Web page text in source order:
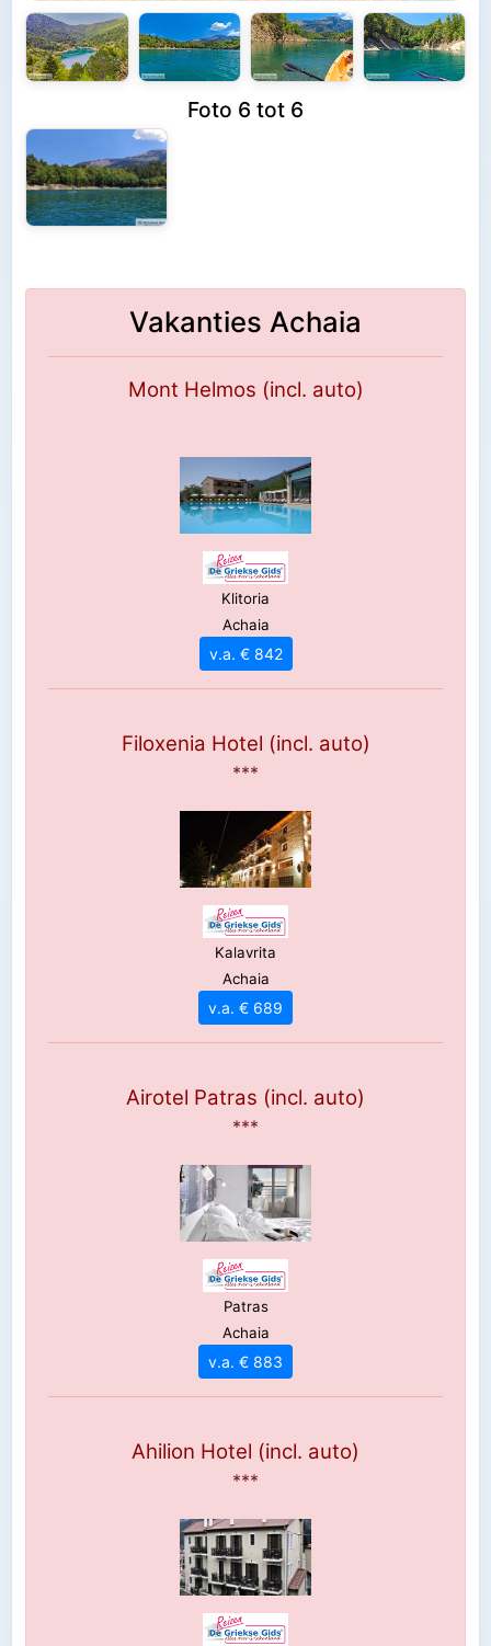
Foto 6 tot 6
Vakanties Achaia
Mont Helmos (incl. auto)
Klitoria
Achaia
v.a. € 842
Filoxenia Hotel (incl. auto)
***
Kalavrita
Achaia
v.a. € 689
Airotel Patras (incl. auto)
***
Patras
Achaia
v.a. € 883
Ahilion Hotel (incl. auto)
***